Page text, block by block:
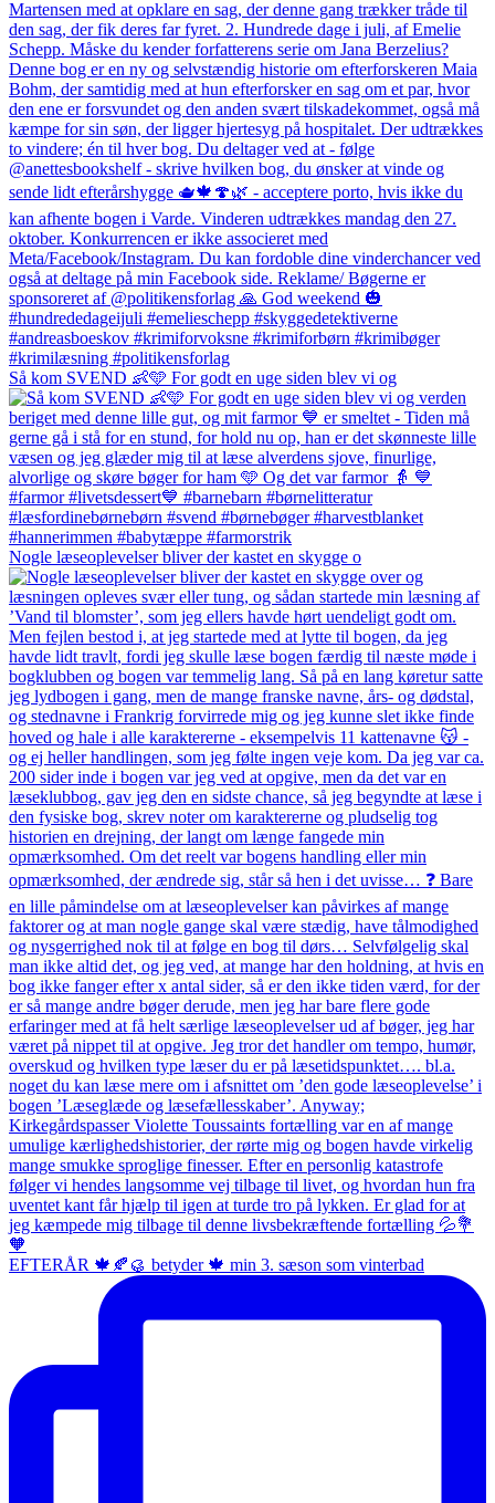
Så kom SVEND 👶🩵 For godt en uge siden blev vi og
Nogle læseoplevelser bliver der kastet en skygge o
EFTERÅR 🍁🍂🥮 betyder 🍁 min 3. sæson som vinterbad